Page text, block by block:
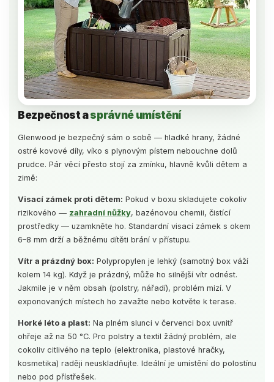
Bezpečnost asprávné umístění
Glenwood je bezpečný sám o sobě — hladké hrany, žádné
ostré kovové díly, víko s plynovým pístem nebouchne dolů
prudce. Pár věcí přesto stojí za zmínku, hlavně kvůli dětem a
zimě:
Visací zámek proti dětem: Pokud v boxu skladujete cokoliv
rizikového — zahradní nůžky, bazénovou chemii, čistící
prostředky — uzamkněte ho. Standardní visací zámek s okem
6–8 mm drží a běžnému dítěti brání v přístupu.
Vítr a prázdný box: Polypropylen je lehký (samotný box váží
kolem 14 kg). Když je prázdný, může ho silnější vítr odnést.
Jakmile je v něm obsah (polstry, nářadí), problém mizí. V
exponovaných místech ho zavažte nebo kotvěte k terase.
Horké léto a plast: Na plném slunci v červenci box uvnitř
ohřeje až na 50 °C. Pro polstry a textil žádný problém, ale
cokoliv citlivého na teplo (elektronika, plastové hračky,
kosmetika) raději neuskladňujte. Ideální je umístění do polostínu
nebo pod přístřešek.